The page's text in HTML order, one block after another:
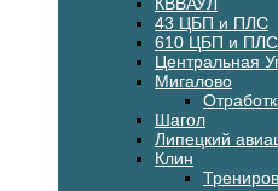
43 ЦБП и ПЛС
610 ЦБП и ПЛС
Центральная
Мигалово
Шагол
Липецкий
Клин